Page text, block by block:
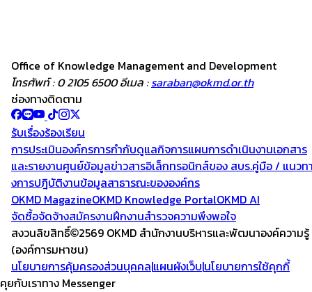
Office of Knowledge Management and Development
โทรศัพท์ : 0 2105 6500 อีเมล : saraban@okmd.or.th
ช่องทางติดตาม
รับเรื่องร้องเรียน
การประเมินองค์กรการกำกับดูแลกิจการแผนการดำเนินงานเอกสาร
และรายงานศูนย์ข้อมูลข่าวสารอิเล็กทรอนิกส์ของ สบร.คู่มือ / แนวท
งการปฎิบัติงานข้อมูลสาธารณะขององค์กร
OKMD MagazineOKMD Knowledge PortalOKMD AI
จัดซื้อจัดจ้างสมัครงานฝึกงานสำรวจความพึงพอใจ
สงวนลิขสิทธิ์ 2569 OKMD สำนักงานบริหารและพัฒนาองค์ความรู้
(องค์การมหาชน)
นโยบายการคุ้มครองส่วนบุคคล|แผนผังเว็บ|นโยบายการใช้คุกกี้
คุยกับเราทาง Messenger